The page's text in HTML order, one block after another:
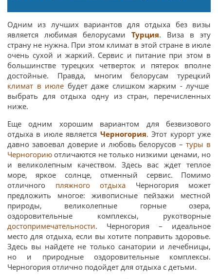
Одним из лучших вариантов для отдыха без визы
является любимая белорусами Турция. Виза в эту
страну не нужна. При этом климат в этой стране в июле
очень сухой и жаркий. Сервис и питание при этом в
большинстве турецких четверток и пятерок вполне
достойные. Правда, многим белорусам турецкий
климат в июле будет даже слишком жарким - лучше
выбрать для отдыха одну из стран, перечисленных
ниже.
Еще одним хорошим вариантом для безвизового
отдыха в июле является Черногория. Этот курорт уже
давно завоевал доверие и любовь белорусов –туры в
Черногорию отличаются не только низкими ценами, но
и великолепным качеством. Здесь вас ждет теплое
море, яркое солнце, отменный сервис. Помимо
отличного пляжного отдыха Черногория может
предложить многое: живописные пейзажи местной
природы, великолепные горные озера,
оздоровительные комплексы, рукотворные
достопримечательности. Черногория – идеальное
место для отдыха, если вы хотите поправить здоровье.
Здесь вы найдете не только санатории и лечебницы,
но и природные оздоровительные комплексы.
Черногория отлично подойдет для отдыха с детьми.